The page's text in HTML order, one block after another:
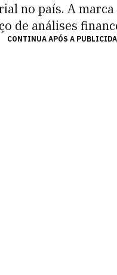
no país. A marca
de análises
CONTINUA APÓS A